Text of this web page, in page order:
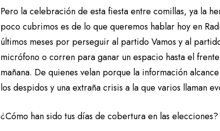
Pero la celebración de esta fiesta entre comillas, ya la
poco cubrimos es de lo que queremos hablar hoy en
últimos meses por perseguir al partido Vamos y al
micrófono o corren para ganar un espacio hasta el
mañana. De quienes velan porque la información
los despidos y una extraña crisis a la que varios llaman
¿Cómo han sido tus días de cobertura en las elecciones?